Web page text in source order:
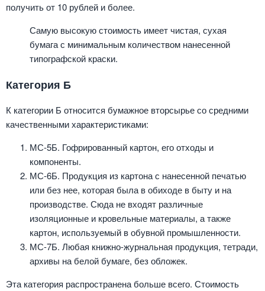
получить от 10 рублей и более.
Самую высокую стоимость имеет чистая, сухая
бумага с минимальным количеством нанесенной
типографской краски.
Категория Б
К категории Б относится бумажное вторсырье со средними
качественными характеристиками:
МС-5Б. Гофрированный картон, его отходы и
компоненты.
МС-6Б. Продукция из картона с нанесенной печатью
или без нее, которая была в обиходе в быту и на
производстве. Сюда не входят различные
изоляционные и кровельные материалы, а также
картон, используемый в обувной промышленности.
МС-7Б. Любая книжно-журнальная продукция, тетради,
архивы на белой бумаге, без обложек.
Эта категория распространена больше всего. Стоимость